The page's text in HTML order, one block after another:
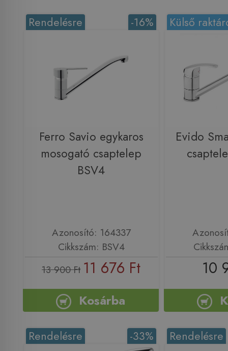
-16%
Rendelésre
Ferro Savio egykaros
mosogató csaptelep
BSV4
Azonosító: 164337
Cikkszám: BSV4
13 900 Ft 11 676 Ft
Kosárba
Külső
Evido
10
-33%
Rendelésre Rendelésre